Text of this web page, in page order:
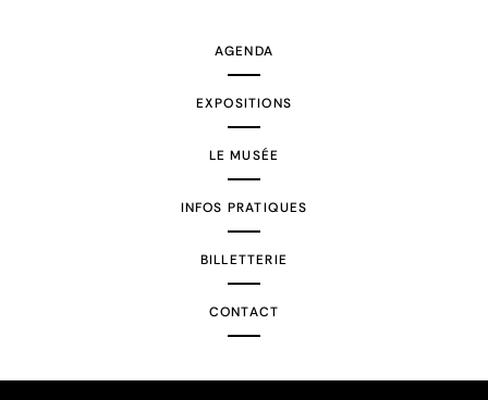
AGENDA
EXPOSITIONS
LE MUSÉE
INFOS PRATIQUES
BILLETTERIE
CONTACT